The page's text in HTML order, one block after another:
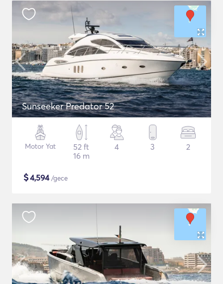
Sunseeker Predator 52
Motor Yat
52 ft
16 m
4 3 2
$4,594/gece